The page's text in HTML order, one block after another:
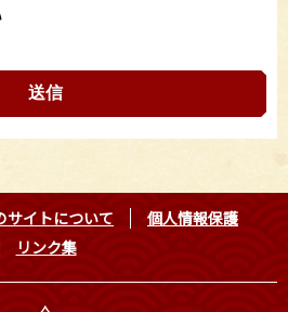
サイトについて
個人情報保護
リンク集